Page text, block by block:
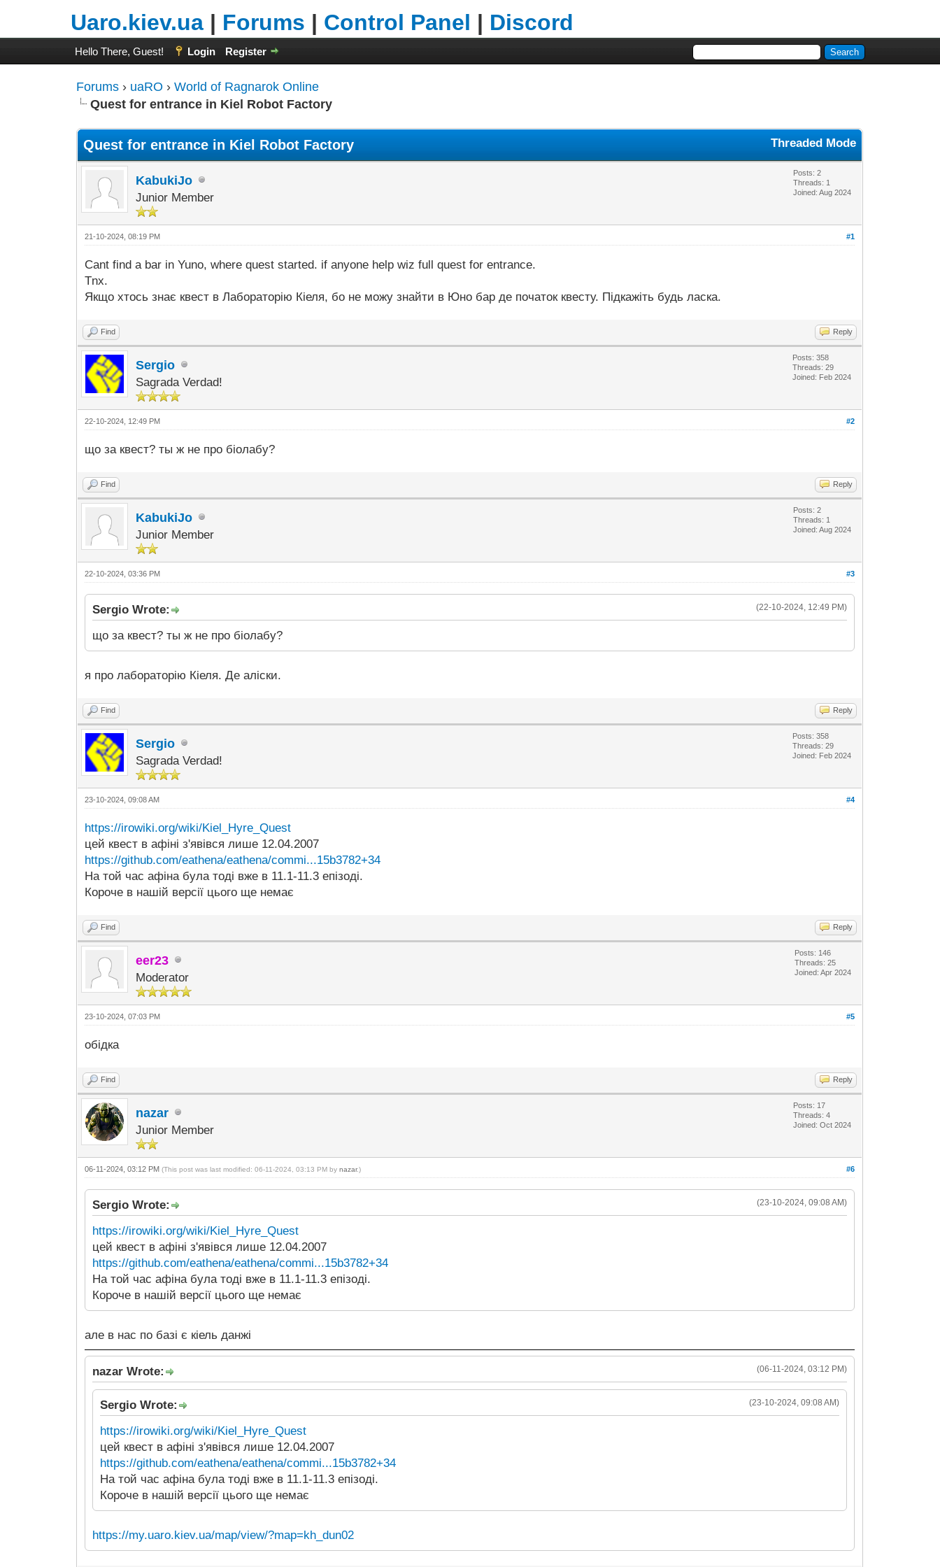
Uaro.kiev.ua| Forums | Control Panel | Discord
Hello There, Guest! Login Register
Forums › uaRO ›World of Ragnarok Online
Quest for entrance in Kiel Robot Factory
Threaded Mode
Quest for entrance in Kiel Robot Factory
KabukiJo
Junior Member
Posts: 2
Threads: 1
Joined: Aug 2024
#1
21-10-2024, 08:19 PM
Cant find a bar in Yuno, where quest started. if anyone help wiz full quest for entrance.
Tnx.
Якщо хтось знає квест в Лабораторію Кіеля, бо не можу знайти в Юно бар де початок квесту. Підкажіть будь ласка.
Find Reply
Sergio
Sagrada Verdad!
Posts: 358
Threads: 29
Joined: Feb 2024
#2
22-10-2024, 12:49 PM
що за квест? ты ж не про біолабу?
Find Reply
KabukiJo
Junior Member
Posts: 2
Threads: 1
Joined: Aug 2024
#3
22-10-2024, 03:36 PM
(22-10-2024, 12:49 PM)
Sergio Wrote:
що за квест? ты ж не про біолабу?
я про лабораторію Кіеля. Де аліски.
Find Reply
Sergio
Sagrada Verdad!
Posts: 358
Threads: 29
Joined: Feb 2024
#4
23-10-2024, 09:08 AM
https://irowiki.org/wiki/Kiel_Hyre_Quest
цей квест в афіні з'явівся лише 12.04.2007
https://github.com/eathena/eathena/commi...15b3782+34
На той час афіна була тоді вже в 11.1-11.3 епізоді.
Короче в нашій версії цього ще немає
Find Reply
eer23
Moderator
Posts: 146
Threads: 25
Joined: Apr 2024
#5
23-10-2024, 07:03 PM
обідка
Find Reply
nazar
Junior Member
Posts: 17
Threads: 4
Joined: Oct 2024
#6
06-11-2024, 03:12 PM(This post was last modified: 06-11-2024, 03:13 PM bynazar.)
(23-10-2024, 09:08 AM)
Sergio Wrote:
https://irowiki.org/wiki/Kiel_Hyre_Quest
цей квест в афіні з'явівся лише 12.04.2007
https://github.com/eathena/eathena/commi...15b3782+34
На той час афіна була тоді вже в 11.1-11.3 епізоді.
Короче в нашій версії цього ще немає
але в нас по базі є кіель данжі
(06-11-2024, 03:12 PM)
nazar Wrote:
(23-10-2024, 09:08 AM)
Sergio Wrote:
https://irowiki.org/wiki/Kiel_Hyre_Quest
цей квест в афіні з'явівся лише 12.04.2007
https://github.com/eathena/eathena/commi...15b3782+34
На той час афіна була тоді вже в 11.1-11.3 епізоді.
Короче в нашій версії цього ще немає
https://my.uaro.kiev.ua/map/view/?map=kh_dun02